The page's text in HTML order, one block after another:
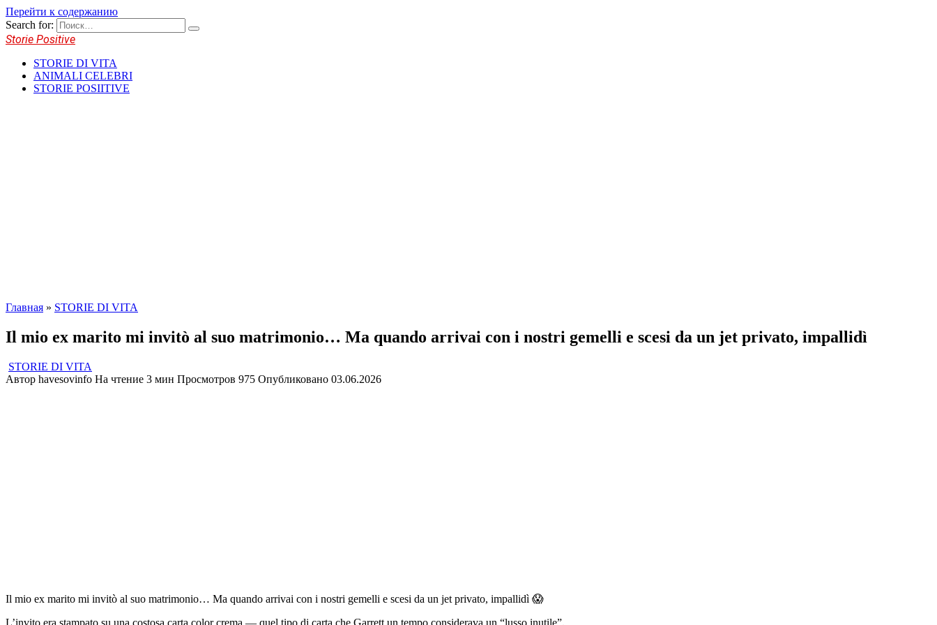
Перейти к содержанию
Search for:
Storie Positive
STORIE DI VITA
ANIMALI CELEBRI
STORIE POSIITIVE
Главная » STORIE DI VITA
Il mio ex marito mi invitò al suo matrimonio… Ma quando arrivai con i nostri gemelli e scesi da un jet privato, impallidì
STORIE DI VITA
Автор havesovinfo На чтение 3 мин Просмотров 975 Опубликовано 03.06.2026
Il mio ex marito mi invitò al suo matrimonio… Ma quando arrivai con i nostri gemelli e scesi da un jet privato, impallidì 😱
L’invito era stampato su una costosa carta color crema — quel tipo di carta che Garrett un tempo considerava un “lusso inutile”.